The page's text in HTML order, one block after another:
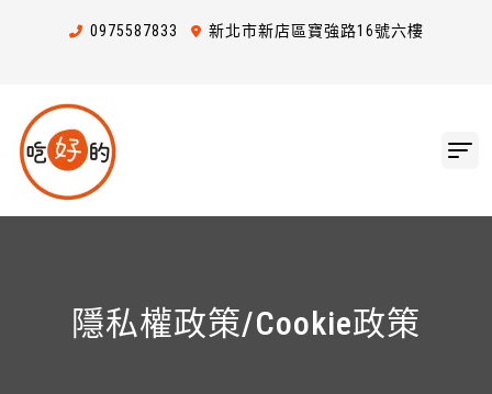
0975587833 新北市新店區寶強路16號六樓
隱私權政策/Cookie政策